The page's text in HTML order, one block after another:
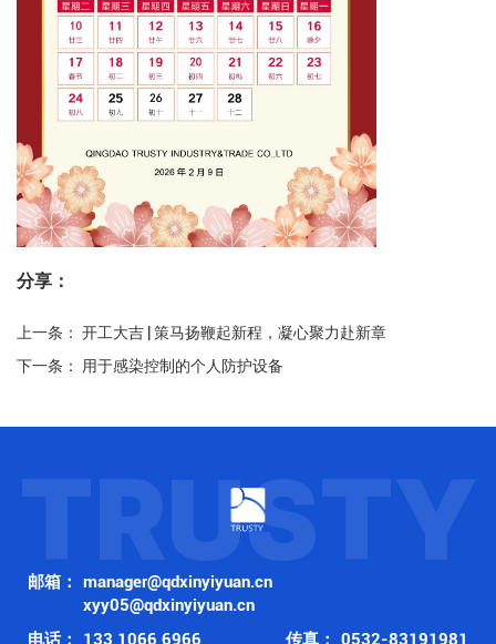
分享：
上一条： 开工大吉 | 策马扬鞭起新程，凝心聚力赴新章
下一条： 用于感染控制的个人防护设备
TRUSTY
邮箱：
manager@qdxinyiyuan.cn
xyy05@qdxinyiyuan.cn
电话：
133 1066 6966 传真： 0532-83191981